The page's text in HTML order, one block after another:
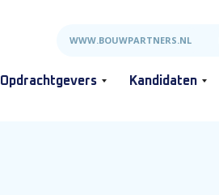
WWW.BOUWPARTNERS.NL
Opdrachtgevers Kandidaten